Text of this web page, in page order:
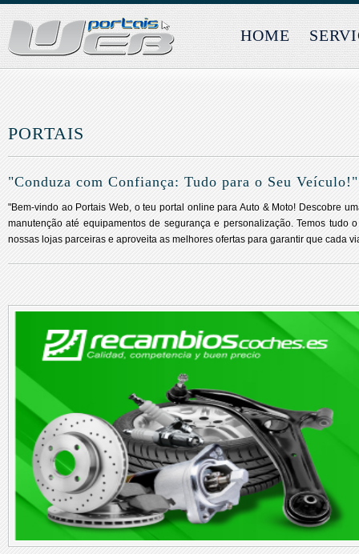
HOME
PORTAIS
"Conduza com Confiança: Tudo para o Seu Veículo!"
"Bem-vindo ao Portais Web, o teu portal online para Auto & Moto! Descobre
manutenção até equipamentos de segurança e personalização. Temos
nossas lojas parceiras e aproveita as melhores ofertas para garantir que cada